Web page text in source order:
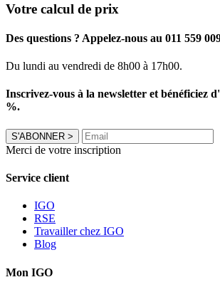
Votre calcul de prix
Des questions ? Appelez-nous au 011 559
Du lundi au vendredi de 8h00 à 17h00.
Inscrivez-vous à la newsletter et bénéficiez
%.
S'ABONNER >
Merci de votre inscription
Service client
IGO
RSE
Travailler chez IGO
Blog
Mon IGO